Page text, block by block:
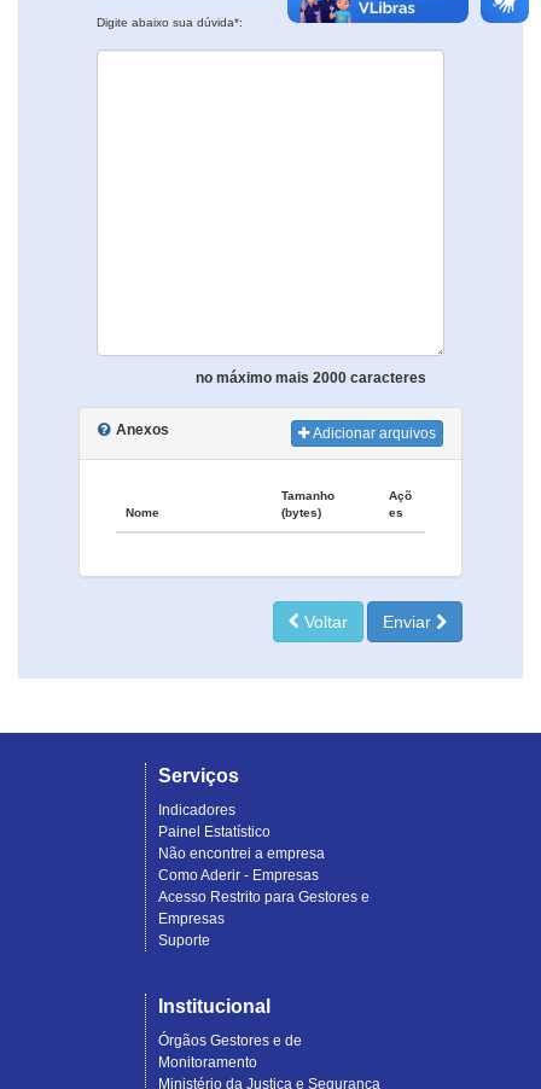
Digite abaixo sua dúvida*:
no máximo mais 2000 caracteres
Anexos Adicionar arquivos
Nome
Tamanho
(bytes)
Açõ
es
Voltar Enviar
Serviços
Indicadores
Painel Estatístico
Não encontrei a empresa
Como Aderir - Empresas
Acesso Restrito para Gestores e
Empresas
Suporte
Institucional
Órgãos Gestores e de
Monitoramento
Ministério da Justiça e Segurança